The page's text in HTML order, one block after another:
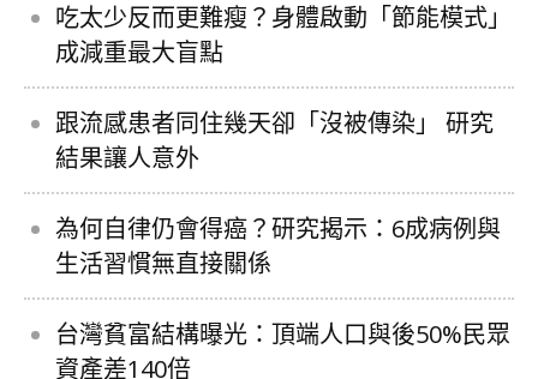
吃太少反而更難瘦？身體啟動「節能模式」
成減重最大盲點
跟流感患者同住幾天卻「沒被傳染」 研究
結果讓人意外
為何自律仍會得癌？研究揭示：6成病例與
生活習慣無直接關係
台灣貧富結構曝光：頂端人口與後50%民眾
資產差140倍